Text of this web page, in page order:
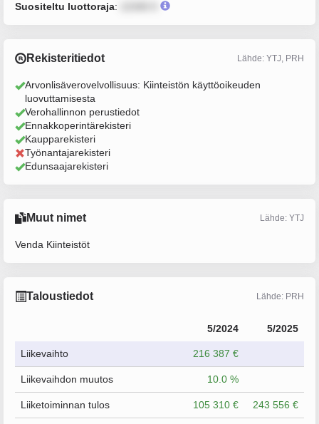
Suositeltu luottoraja:
Rekisteritiedot Lähde: YTJ, PRH
Arvonlisäverovelvollisuus: Kiinteistön käyttöoikeuden
luovuttamisesta
Verohallinnon perustiedot
Ennakkoperintärekisteri
Kaupparekisteri
Työnantajarekisteri
Edunsaajarekisteri
Muut nimet Lähde: YTJ
Venda Kiinteistöt
Taloustiedot Lähde: PRH
5/2024 5/2025
Liikevaihto 216 387 €
Liikevaihdon muutos 10.0 %
Liiketoiminnan tulos 105 310 € 243 556 €